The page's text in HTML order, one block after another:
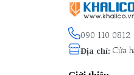
090 110 0812
Địa chỉ: Cửa